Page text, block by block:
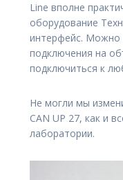
Line вполне
оборудование
интерфейс. Можно
подключения на
подключиться к
Не могли мы
CAN UP 27, как и
лаборатории.